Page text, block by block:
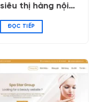
siêu thị hàng nội
ĐỌC TIẾP